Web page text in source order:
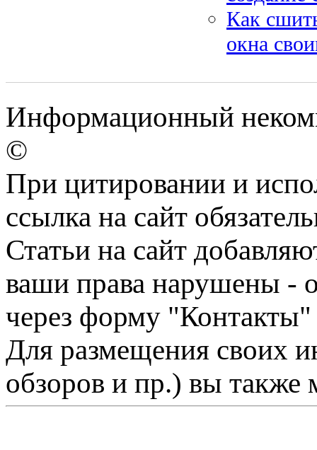
Как
окна
Информационный
©
При цитировании и
ссылка на сайт
Статьи на сайт
ваши права нарушены -
через форму "Контакты"
Для размещения своих
обзоров и пр.) вы также